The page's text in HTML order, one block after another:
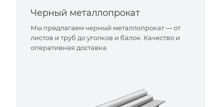
Черный металлопрокат
Мы предлагаем черный металлопрокат — от
листов и труб до уголков и балок. Качество и
оперативная доставка.